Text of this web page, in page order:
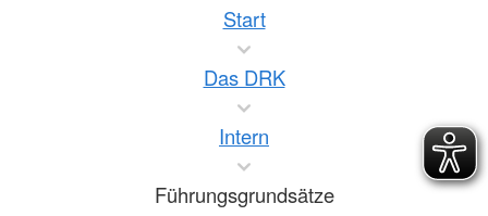
Start
Das DRK
Intern
Führungsgrundsätze